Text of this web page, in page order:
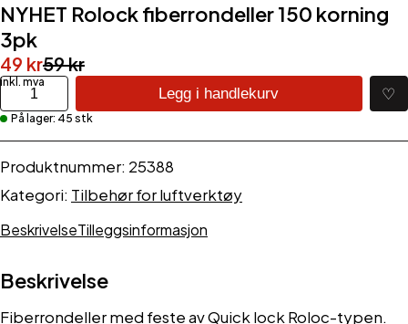
NYHET Rolock fiberrondeller 150 korning
3pk
59kr
Opprinnelig
pris
var:
49 kr
Nåværende
pris
er:
NYHET
Rolock
fiberrondeller
150
korning
antall
Legg i handlekurv ♡
På lager: 45 stk
Produktnummer: 25388
Kategori: Tilbehør for luftverktøy
BeskrivelseTilleggsinformasjon
Beskrivelse
Fiberrondeller med feste av Quick lock Roloc-typen.